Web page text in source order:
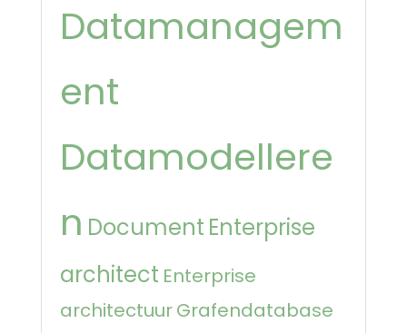
Datamanagem
ent
Datamodellere
n Document Enterprise
architect Enterprise
architectuurGrafendatabase